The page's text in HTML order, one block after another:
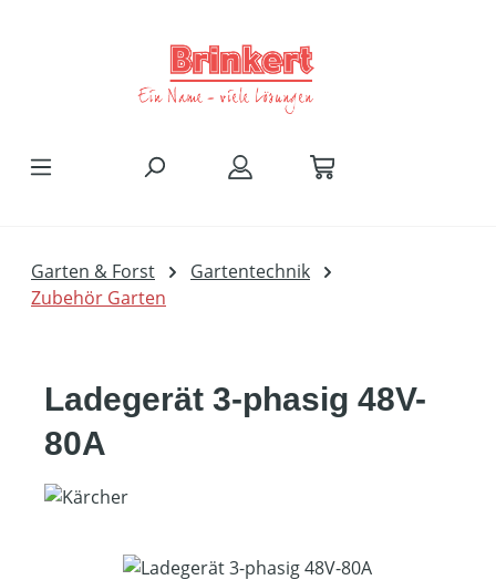
Garten & Forst
Gartentechnik
Zubehör Garten
Ladegerät 3-phasig 48V-
80A
Bildergalerie überspringen